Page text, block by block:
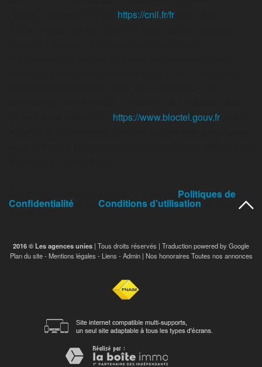
https://cnil.fr/fr
https://www.bloctel.gouv.fr. Dans
Politiques de
Confidentialité Conditions d'utilisation de Google
2016 © Les agences unies | Tous droits réservés | Traduction powered by Google
Plan du site- Mentions légales - Liens - Admin| Nos honoraires Toutes nos annonces